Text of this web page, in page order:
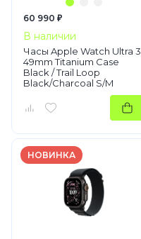
60 990 ₽
В наличии
Часы Apple Watch Ultra 3
49mm Titanium Case
Black / Trail Loop
Black/Charcoal S/M
НОВИНКА